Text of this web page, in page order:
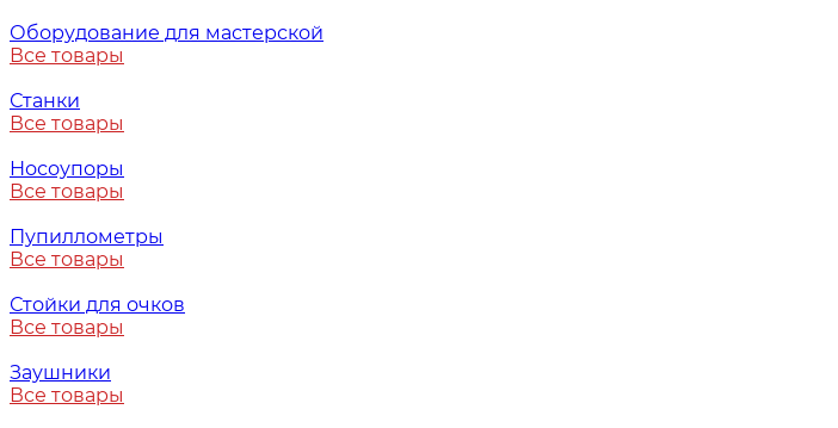
Оборудование для мастерской
Все товары
Станки
Все товары
Носоупоры
Все товары
Пупиллометры
Все товары
Стойки для очков
Все товары
Заушники
Все товары